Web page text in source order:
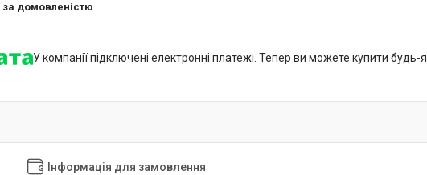
за домовленістю
У компанії підключені електронні платежі. Тепер ви можете купити
Інформація для замовлення